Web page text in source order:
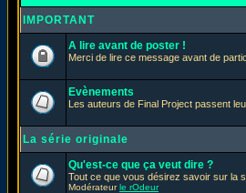
IMPORTANT
A lire avant de poster !
Merci de lire ce message avant de
Evènements
Les auteurs de Final Project passent
La série originale
Qu'est-ce que ça veut dire ?
Tout ce que vous désirez savoir sur la
Modérateurle rOdeur